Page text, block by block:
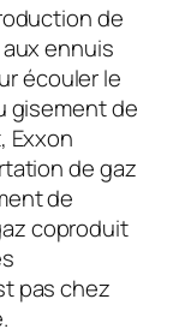
de
ennuis
écouler le
gisement de
Exxon
de gaz
de
coproduit
pas chez